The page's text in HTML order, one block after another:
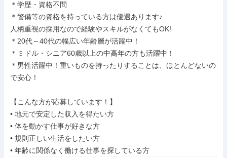
＊学歴・資格不問
＊警備等の資格を持っている方は優遇あります♪
人柄重視の採用なので経験やスキルがなくてもOK!
＊20代～40代の幅広い年齢層が活躍中！
＊ミドル・シニア60歳以上の中高年の方も活躍中！
＊男性活躍中！重いものを持ったりすることは、ほとんどないの
で安心！
【こんな方が応募しています！】
• 地元で安定した収入を得たい方
• 体を動かす仕事が好きな方
• 規則正しい生活をしたい方
• 年齢に関係なく働ける仕事を探している方